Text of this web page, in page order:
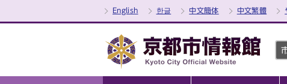
English 한글 中文簡体 中文繁體